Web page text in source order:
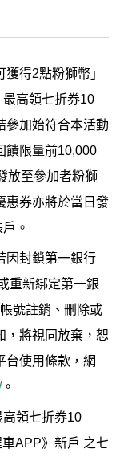
得2點粉獅幣」
高領七折券10
參加始符合本活動
饋限量前10,000
放至參加者粉獅
惠券亦將於當日發
。
因封鎖第一銀行
重新綁定第一銀
號註銷、刪除或
，將視同放棄，恕
台使用條款，網
。
高領七折券10
APP》新戶 之七